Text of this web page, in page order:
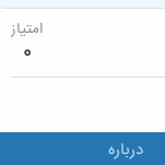
امتیاز
0
درباره